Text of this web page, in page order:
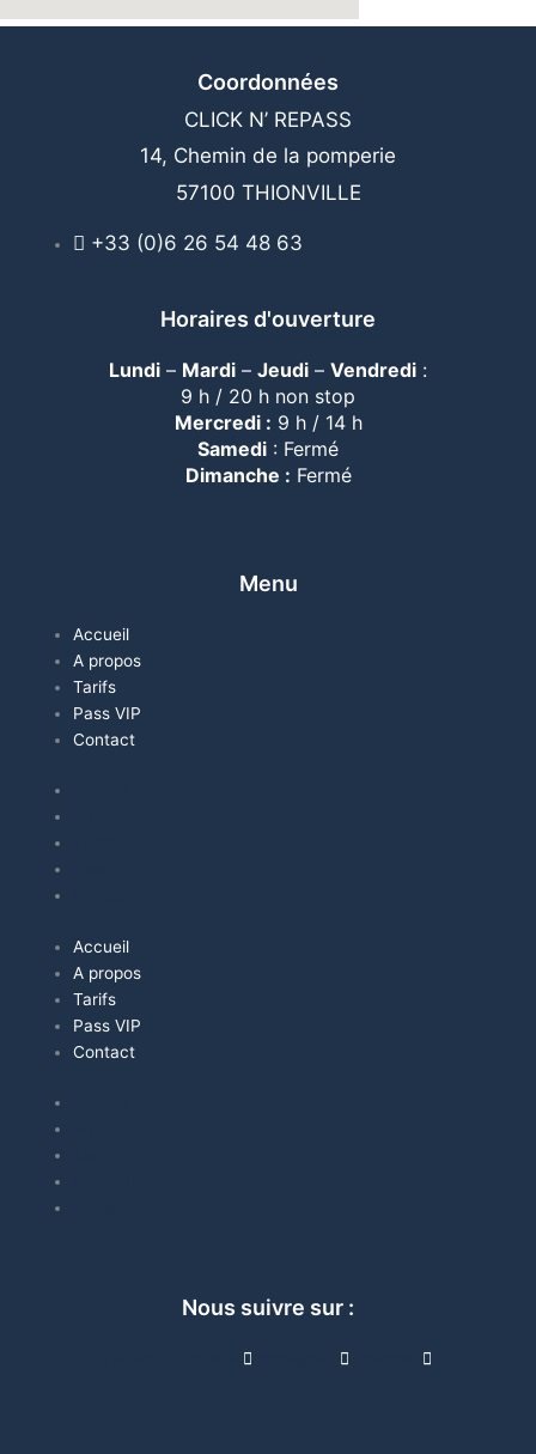
Coordonnées
CLICK N’ REPASS
14, Chemin de la pomperie
57100 THIONVILLE
+33 (0)6 26 54 48 63
Horaires d'ouverture
Lundi – Mardi – Jeudi – Vendredi :
9 h / 20 h non stop
Mercredi : 9 h / 14 h
Samedi : Fermé
Dimanche : Fermé
Menu
Accueil
A propos
Tarifs
Pass VIP
Contact
Accueil
A propos
Tarifs
Pass VIP
Contact
Nous suivre sur :